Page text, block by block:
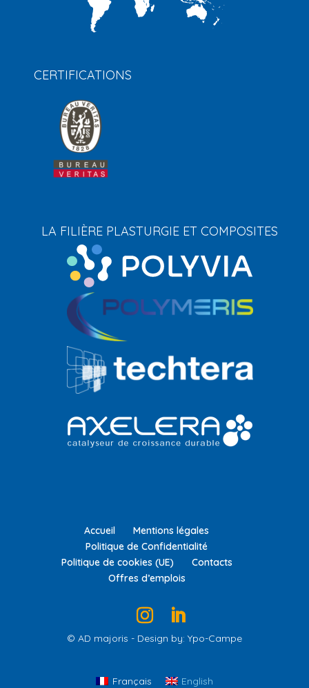
CERTIFICATIONS
LA FILIÈRE PLASTURGIE ET COMPOSITES
Accueil
Mentions légales
Politique de Confidentialité
Politique de cookies (UE)
Contacts
Offres d’emplois
© AD majoris - Design by: Ypo-Campe
Français English